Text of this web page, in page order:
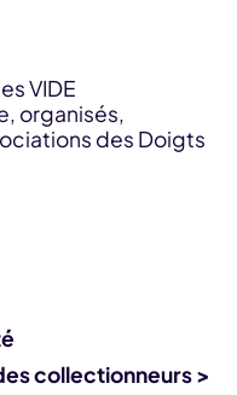
VIDE
organisés,
des Doigts
collectionneurs >